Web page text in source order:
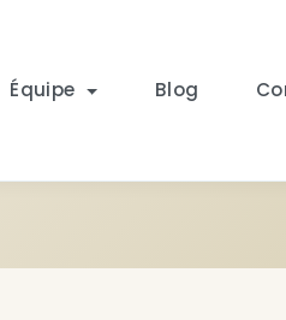
Équipe Blog